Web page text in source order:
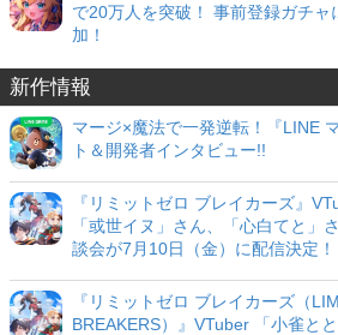
で20万人を突破！ 事前登録ガチャ
加！
新作情報
マージ×魔法で一発逆転！『LINE
ト＆開発者インタビュー!!
『リミットゼロ ブレイカーズ』
「或世イヌ」さん、「心白てと」
談会が7月10日（金）に配信決定！
『リミットゼロ ブレイカーズ（
BREAKERS）』VTuber 「小雀と